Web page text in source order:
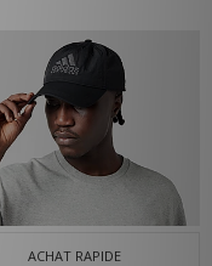
ACHAT RAPIDE